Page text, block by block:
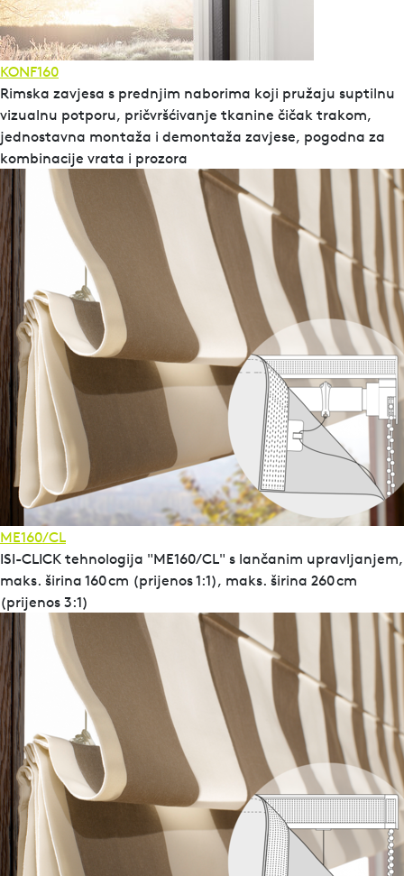
KONF160
Rimska zavjesa s prednjim naborima koji pružaju suptilnu
vizualnu potporu, pričvršćivanje tkanine čičak trakom,
jednostavna montaža i demontaža zavjese, pogodna za
kombinacije vrata i prozora
ME160/CL
ISI-CLICK tehnologija "ME160/CL" s lančanim upravljanjem,
maks. širina 160 cm (prijenos 1:1), maks. širina 260 cm
(prijenos 3:1)